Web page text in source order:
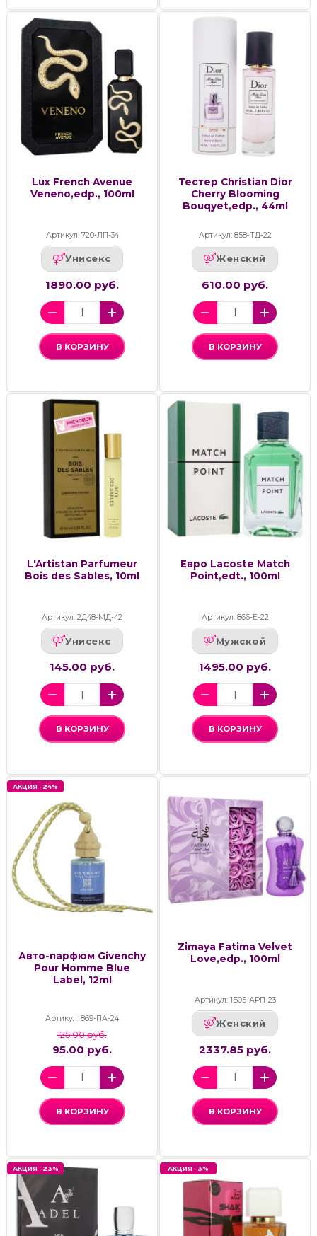
Lux French Avenue
Veneno,edp., 100ml
Артикул: 720-ЛП-34
Унисекс
1890.00 руб.
В КОРЗИНУ
Тестер Christian Dior
Cherry Blooming
Bouqyet,edp., 44ml
Артикул: 858-ТД-22
Женский
610.00 руб.
В КОРЗИНУ
L'Artistan Parfumeur
Bois des Sables, 10ml
Артикул: 2Д48-МД-42
Унисекс
145.00 руб.
В КОРЗИНУ
Евро Lacoste Match
Point,edt., 100ml
Артикул: 866-Е-22
Мужской
1495.00 руб.
В КОРЗИНУ
АКЦИЯ -24%
Авто-парфюм Givenchy
Pour Homme Blue
Label, 12ml
Артикул: 869-ПА-24
125.00 руб.
95.00 руб.
В КОРЗИНУ
Zimaya Fatima Velvet
Love,edp., 100ml
Артикул: 1Б05-АРП-23
Женский
2337.85 руб.
В КОРЗИНУ
АКЦИЯ -23% АКЦИЯ -3%